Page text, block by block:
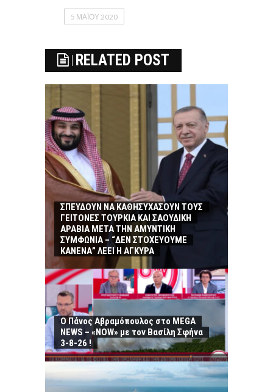
5 ΜΑΪ́ΟΥ 2020
RELATED POST
ΣΠΕΥΔΟΥΝ ΝΑ ΚΑΘΗΣΥΧΑΣΟΥΝ ΤΟΥΣ
ΓΕΙΤΟΝΕΣ ΤΟΥΡΚΙΑ ΚΑΙ ΣΑΟΥΔΙΚΗ
ΑΡΑΒΙΑ ΜΕΤΑ ΤΗΝ ΑΜΥΝΤΙΚΗ
ΣΥΜΦΩΝΙΑ – “ΔΕΝ ΣΤΟΧΕΥΟΥΜΕ
ΚΑΝΕΝΑ” ΛΕΕΙ Η ΑΓΚΥΡΑ
Ο Πάνος Αβραμόπουλος στο MEGA
NEWS – «NOW» με τον Βασίλη Σφήνα
3-8-26 !